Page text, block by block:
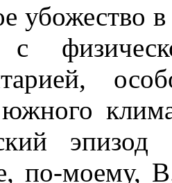
убожество
по-моему,